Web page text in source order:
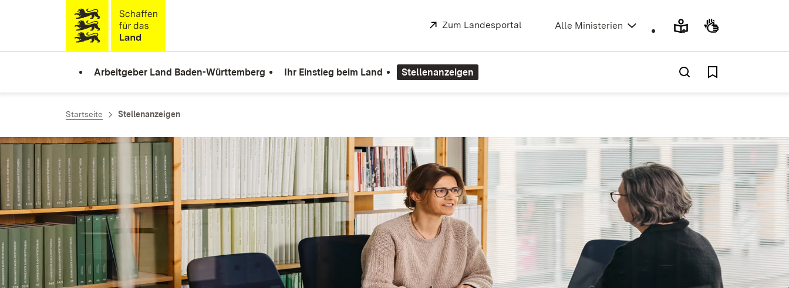
Zum Inhalt springen
Link zur Startseite
Extern:
Zum Landesportal (Öffnet in neuem Fenster)
Alle Ministerien
Arbeitgeber Land Baden-Württemberg Ihr Einstieg beim Land Stellenanzeigen
Startseite Stellenanzeigen